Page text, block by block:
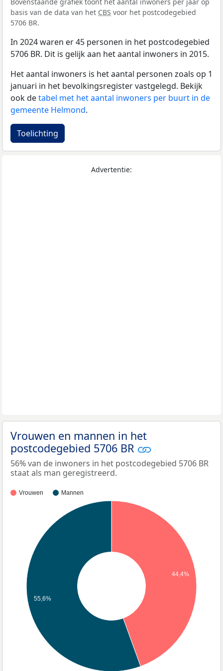
basis van de data van het CBS voor het postcodegebied
5706 BR.
In 2024 waren er 45 personen in het postcodegebied
5706 BR. Dit is gelijk aan het aantal inwoners in 2015.
Het aantal inwoners is het aantal personen zoals op 1
januari in het bevolkingsregister vastgelegd. Bekijk
ook detabel met het aantal inwoners per buurt in de
gemeente Helmond.
Toelichting
Advertentie:
Vrouwen en mannen in het
postcodegebied 5706 BR
56% van de inwoners in het postcodegebied 5706 BR
staat als man geregistreerd.
Vrouwen Mannen
44,4%
55,6%